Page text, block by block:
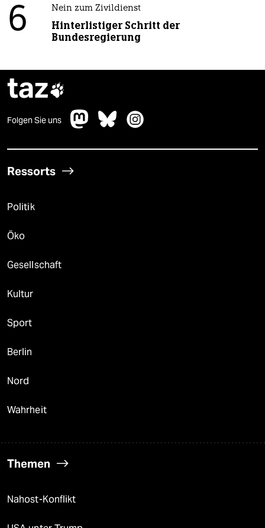
6 Nein zum Zivildienst
Hinterlistiger Schritt der
Bundesregierung
taz
Folgen Sie uns
Ressorts
Politik
Öko
Gesellschaft
Kultur
Sport
Berlin
Nord
Wahrheit
Themen
Nahost-Konflikt